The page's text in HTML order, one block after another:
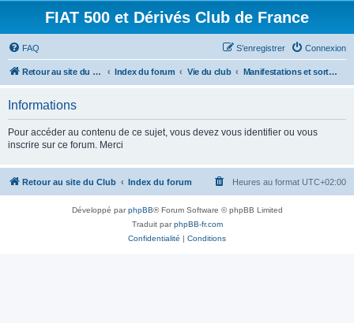
FIAT 500 et Dérivés Club de France
FAQ Connexion
S’enregistrer
Retour au site du Club Index du forum Vie du club Manifestations et sorties
Informations
Pour accéder au contenu de ce sujet, vous devez vous identifier ou vous
inscrire sur ce forum. Merci
Retour au site du Club Index du forum Heures au format UTC+02:00
Développé parphpBB® Forum Software © phpBB Limited
Traduit parphpBB-fr.com
Confidentialité | Conditions